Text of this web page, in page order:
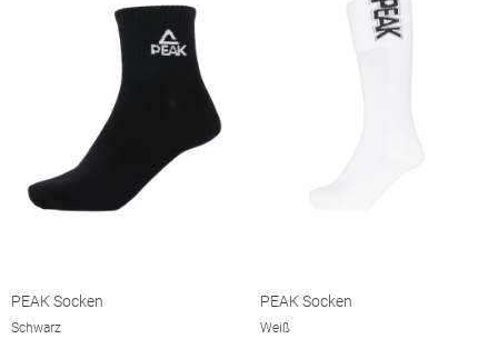
PEAK Socken
Schwarz
PEAK Socken
Weiß